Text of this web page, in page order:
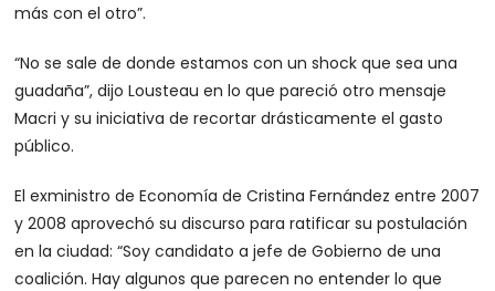
más con el otro”.
“No se sale de donde estamos con un shock que sea una
guadaña”, dijo Lousteau en lo que pareció otro mensaje
Macri y su iniciativa de recortar drásticamente el gasto
público.
El exministro de Economía de Cristina Fernández entre 2007
y 2008 aprovechó su discurso para ratificar su postulación
en la ciudad: “Soy candidato a jefe de Gobierno de una
coalición. Hay algunos que parecen no entender lo que